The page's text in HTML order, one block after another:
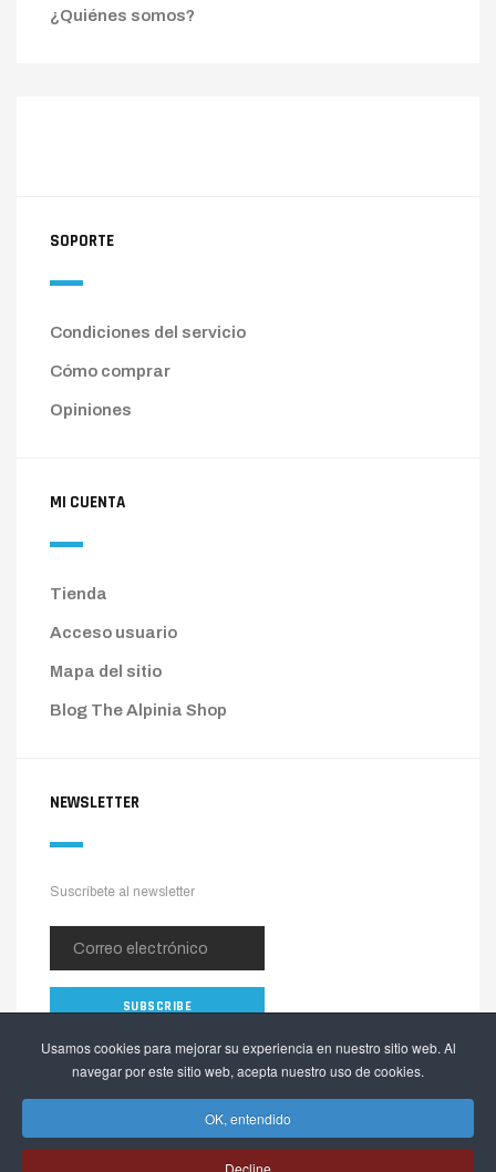
Usamos cookies para mejorar su experiencia en nuestro sitio web. Al
navegar por este sitio web, acepta nuestro uso de cookies.
OK, entendido
Decline
¿Quiénes somos?
SOPORTE
Condiciones del servicio
Cómo comprar
Opiniones
MI CUENTA
Tienda
Acceso usuario
Mapa del sitio
Blog The Alpinia Shop
NEWSLETTER
Suscríbete al newsletter